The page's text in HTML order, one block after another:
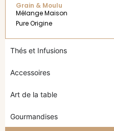
Grain & Moulu
Mélange Maison
Pure Origine
Thés et Infusions
Accessoires
Art de la table
Gourmandises